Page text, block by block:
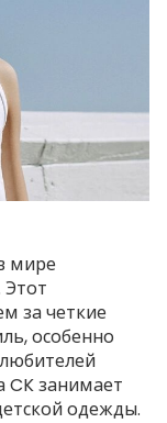
мире
Этот
за четкие
особенно
CK занимает
одежды.